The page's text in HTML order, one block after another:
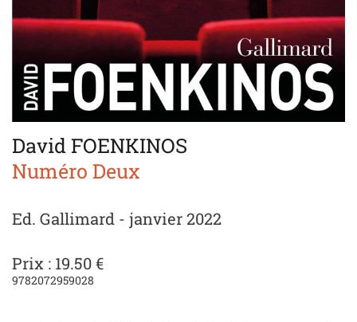
David FOENKINOS
Numéro Deux
Ed. Gallimard - janvier 2022
Prix : 19.50 €
9782072959028